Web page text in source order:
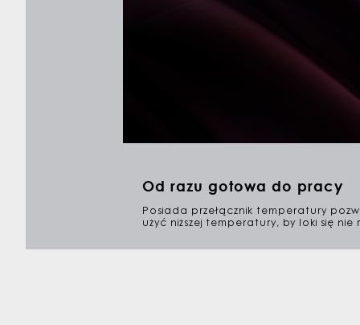
Od razu gotowa do pracy
Posiada przełącznik temperatury
użyć niższej temperatury, by loki się